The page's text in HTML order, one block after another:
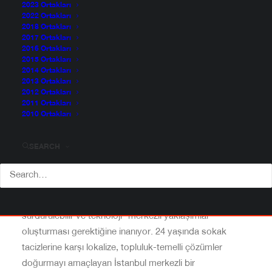
2023 Ortakları
2022 Ortakları
2018 Ortakları
2017 Ortakları
2016 Ortakları
2015 Ortakları
2014 Ortakları
2013 Ortakları
2012 Ortakları
2011 Ortakları
2010 Ortakları
Canımız Sokakta Kurucusu
sürdürülebilir ve teknoloji- merkezli yaklaşımlar
oluşturması gerektiğine inanıyor. 24 yaşında sokak
tacizlerine karşı lokalize, topluluk-temelli çözümler
doğurmayı amaçlayan İstanbul merkezli bir